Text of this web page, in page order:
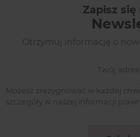
Zapisz się
Otrzymuj informację o
Możesz zrezygnować w każdej
szczegóły w naszej informacji